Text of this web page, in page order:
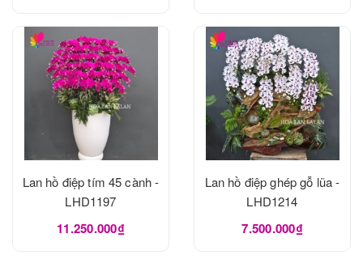
Lan hồ điệp tím 45 cành -
LHD1197
11.250.000₫
Lan hồ điệp ghép gỗ lũa -
LHD1214
7.500.000₫